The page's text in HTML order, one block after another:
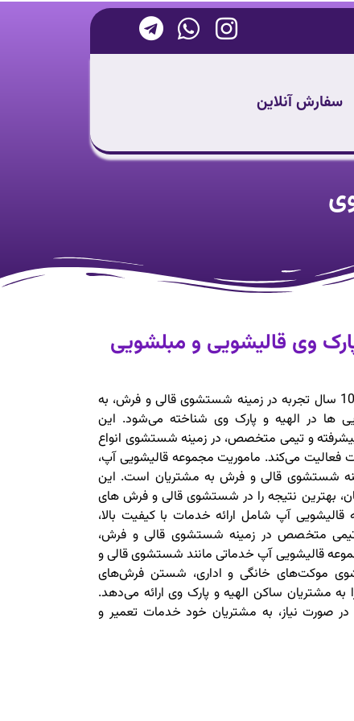
سفارش آنلاین
وی قالیشویی و مبلشویی
مجموعه قالیشویی آپ با بیش از 10 سال تجربه در زمینه شستشوی قالی و فرش، به
ها در الهیه و پارک وی شناخته می‌شود. این
و تیمی متخصص، در زمینه شستشوی انواع
می‌کند. ماموریت مجموعه قالیشویی آپ،
شستشوی قالی و فرش به مشتریان است. این
بهترین نتیجه را در شستشوی قالی و فرش ‌های
آپ شامل ارائه خدمات با کیفیت بالا،
تیمی متخصص در زمینه شستشوی قالی و فرش،
قالیشویی آپ خدماتی مانند شستشوی قالی و
موکت‌های خانگی و اداری، شستن فرش‌های
به مشتریان ساکن الهیه و پارک وی ارائه می‌دهد.
صورت نیاز، به مشتریان خود خدمات تعمیر و